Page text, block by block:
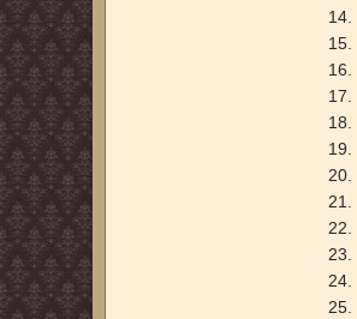
14.
15.
16.
17.
18.
19.
20.
21.
22.
23.
24.
25.